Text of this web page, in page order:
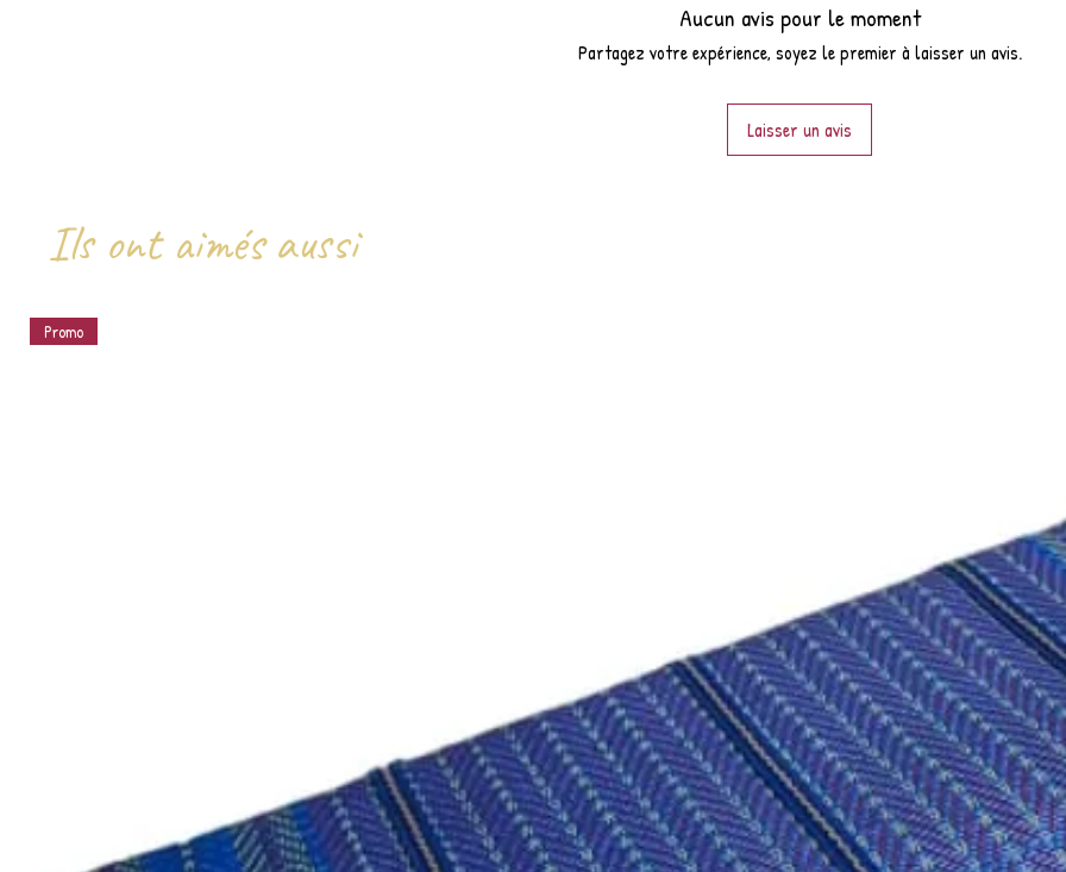
Aucun avis pour le moment
Partagez votre expérience, soyez le premier à laisser un avis.
Laisser un avis
Ils ont aimés aussi
Promo